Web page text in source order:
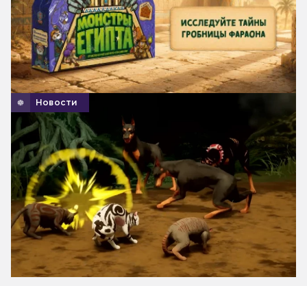
Новости